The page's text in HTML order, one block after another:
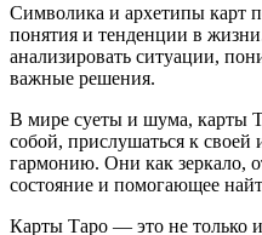
Символика и архетипы карт
понятия и тенденции в
анализировать ситуации,
важные решения.
В мире суеты и шума, карты
собой, прислушаться к своей
гармонию. Они как зеркало,
состояние и помогающее
Карты Таро — это не только